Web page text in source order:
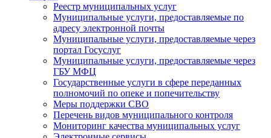
Реестр муниципальных услуг
Муниципальные услуги, предоставляемые по
адресу электронной почты
Муниципальные услуги, предоставляемые через
портал Госуслуг
Муниципальные услуги, предоставляемые через
ГБУ МФЦ
Государственные услуги в сфере переданных
полномочий по опеке и попечительству
Меры поддержки СВО
Перечень видов муниципального контроля
Мониторинг качества муниципальных услуг